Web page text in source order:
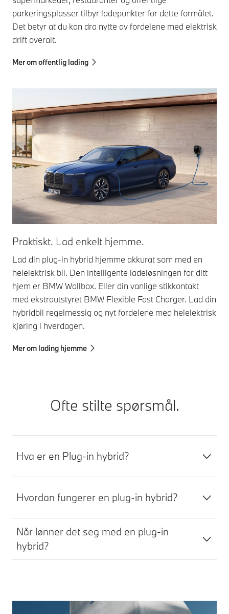
parkeringsplasser tilbyr ladepunkter for dette formålet.
Det betyr at du kan dra nytte av fordelene med elektrisk
drift overalt.
Mer om offentlig lading
Praktiskt. Lad enkelt hjemme.
Lad din plug-in hybrid hjemme akkurat som med en
helelektrisk bil. Den intelligente ladeløsningen for ditt
hjem er BMW Wallbox. Eller din vanlige stikkontakt
med ekstrautstyret BMW Flexible Fast Charger. Lad din
hybridbil regelmessig og nyt fordelene med helelektrisk
kjøring i hverdagen.
Mer om lading hjemme
Ofte stilte spørsmål.
Hva er en Plug-in hybrid?
Hvordan fungerer en plug-in hybrid?
Når lønner det seg med en plug-in
hybrid?